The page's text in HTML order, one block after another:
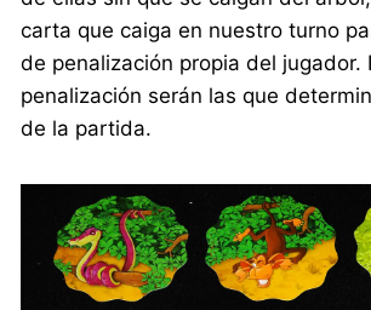
carta que caiga en nuestro turno
de penalización propia del jugador.
penalización serán las que
de la partida.